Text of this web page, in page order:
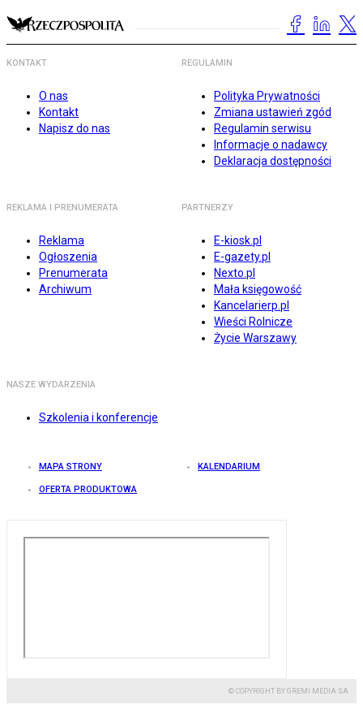
KONTAKT
O nas
Kontakt
Napisz do nas
REGULAMIN
Polityka Prywatności
Zmiana ustawień zgód
Regulamin serwisu
Informacje o nadawcy
Deklaracja dostępności
REKLAMA I PRENUMERATA
Reklama
Ogłoszenia
Prenumerata
Archiwum
PARTNERZY
E-kiosk.pl
E-gazety.pl
Nexto.pl
Mała księgowość
Kancelarierp.pl
Wieści Rolnicze
Życie Warszawy
NASZE WYDARZENIA
Szkolenia i konferencje
MAPA STRONY KALENDARIUM
OFERTA PRODUKTOWA
© COPYRIGHT BY GREMI MEDIA SA